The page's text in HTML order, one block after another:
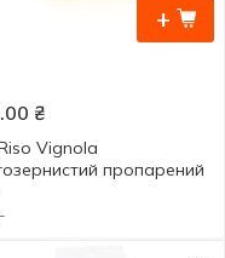
+
₴
Vignola
пропарений